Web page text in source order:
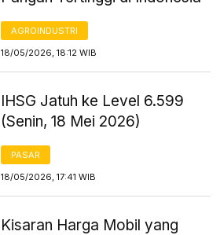
AGROINDUSTRI
18/05/2026, 18:12 WIB
IHSG Jatuh ke Level 6.599
(Senin, 18 Mei 2026)
PASAR
18/05/2026, 17:41 WIB
Kisaran Harga Mobil yang